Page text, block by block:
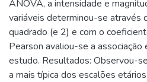
ANOVA, a intensidade e
variáveis determinou-se através
quadrado (e 2) e com o
Pearson avaliou-se a associação
estudo. Resultados: Observou-
a mais típica dos escalões